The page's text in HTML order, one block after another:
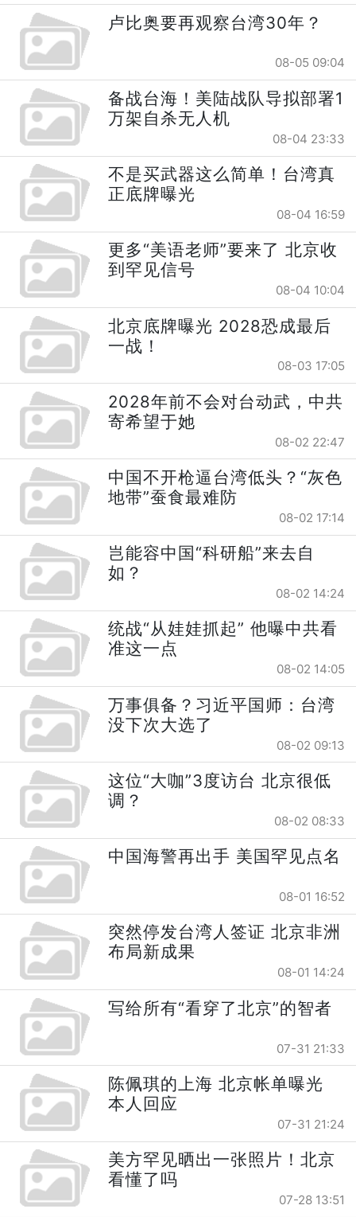
卢比奥要再观察台湾30年？
08-05 09:04
备战台海！美陆战队导拟部署1
万架自杀无人机
08-04 23:33
不是买武器这么简单！台湾真
正底牌曝光
08-04 16:59
更多“美语老师”要来了 北京收
到罕见信号
08-04 10:04
北京底牌曝光 2028恐成最后
一战！
08-03 17:05
2028年前不会对台动武，中共
寄希望于她
08-02 22:47
中国不开枪逼台湾低头？“灰色
地带”蚕食最难防
08-02 17:14
岂能容中国“科研船”来去自
如？
08-02 14:24
统战“从娃娃抓起” 他曝中共看
准这一点
08-02 14:05
万事俱备？习近平国师：台湾
没下次大选了
08-02 09:13
这位“大咖”3度访台 北京很低
调？
08-02 08:33
中国海警再出手 美国罕见点名
08-01 16:52
突然停发台湾人签证 北京非洲
布局新成果
08-01 14:24
写给所有“看穿了北京”的智者
07-31 21:33
陈佩琪的上海 北京帐单曝光
本人回应
07-31 21:24
美方罕见晒出一张照片！北京
看懂了吗
07-28 13:51